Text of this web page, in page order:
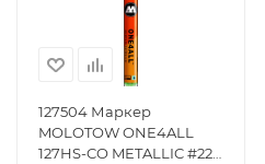
127504 Маркер
MOLOTOW ONE4ALL
127HS-CO METALLIC #226